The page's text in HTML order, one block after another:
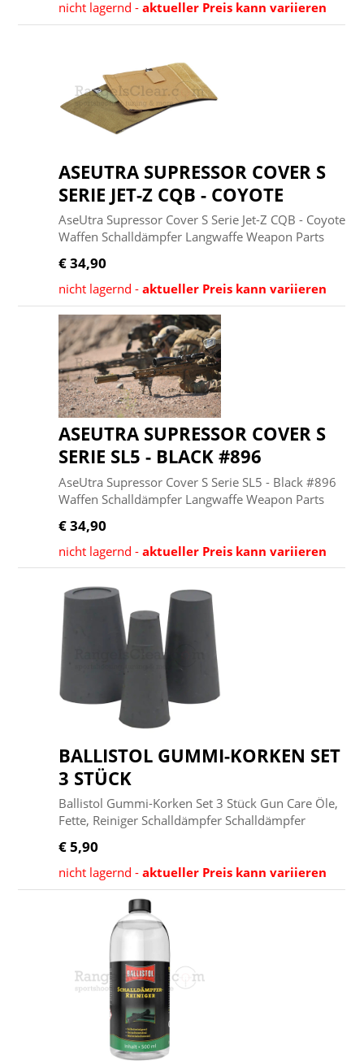
nicht lagernd -aktueller Preis kann variieren
ASEUTRA SUPRESSOR COVER S
SERIE JET-Z CQB - COYOTE
AseUtra Supressor Cover S Serie Jet-Z CQB - Coyote
Waffen Schalldämpfer Langwaffe Weapon Parts
€ 34,90
nicht lagernd -aktueller Preis kann variieren
ASEUTRA SUPRESSOR COVER S
SERIE SL5 - BLACK #896
AseUtra Supressor Cover S Serie SL5 - Black #896
Waffen Schalldämpfer Langwaffe Weapon Parts
€ 34,90
nicht lagernd -aktueller Preis kann variieren
BALLISTOL GUMMI-KORKEN SET
3 STÜCK
Ballistol Gummi-Korken Set 3 Stück Gun Care Öle,
Fette, Reiniger Schalldämpfer Schalldämpfer
€ 5,90
nicht lagernd -aktueller Preis kann variieren